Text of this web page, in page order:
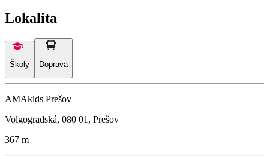
Lokalita
Školy Doprava
AMAkids Prešov
Volgogradská, 080 01, Prešov
367 m